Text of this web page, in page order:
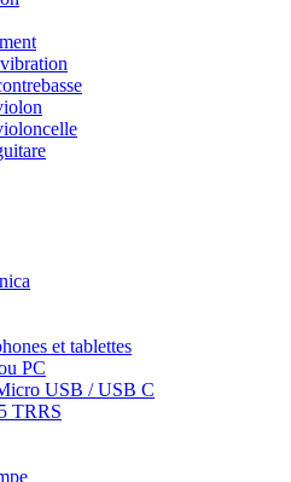
et tablettes
PC
USB / USB C
TRRS